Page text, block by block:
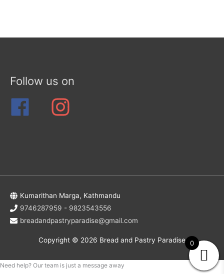
Follow us on
Kumarithan Marga, Kathmandu
9746287959 - 9823543556
breadandpastryparadise@gmail.com
Copyright © 2026 Bread and Pastry Paradise 0
Need help? Our team is just a message away